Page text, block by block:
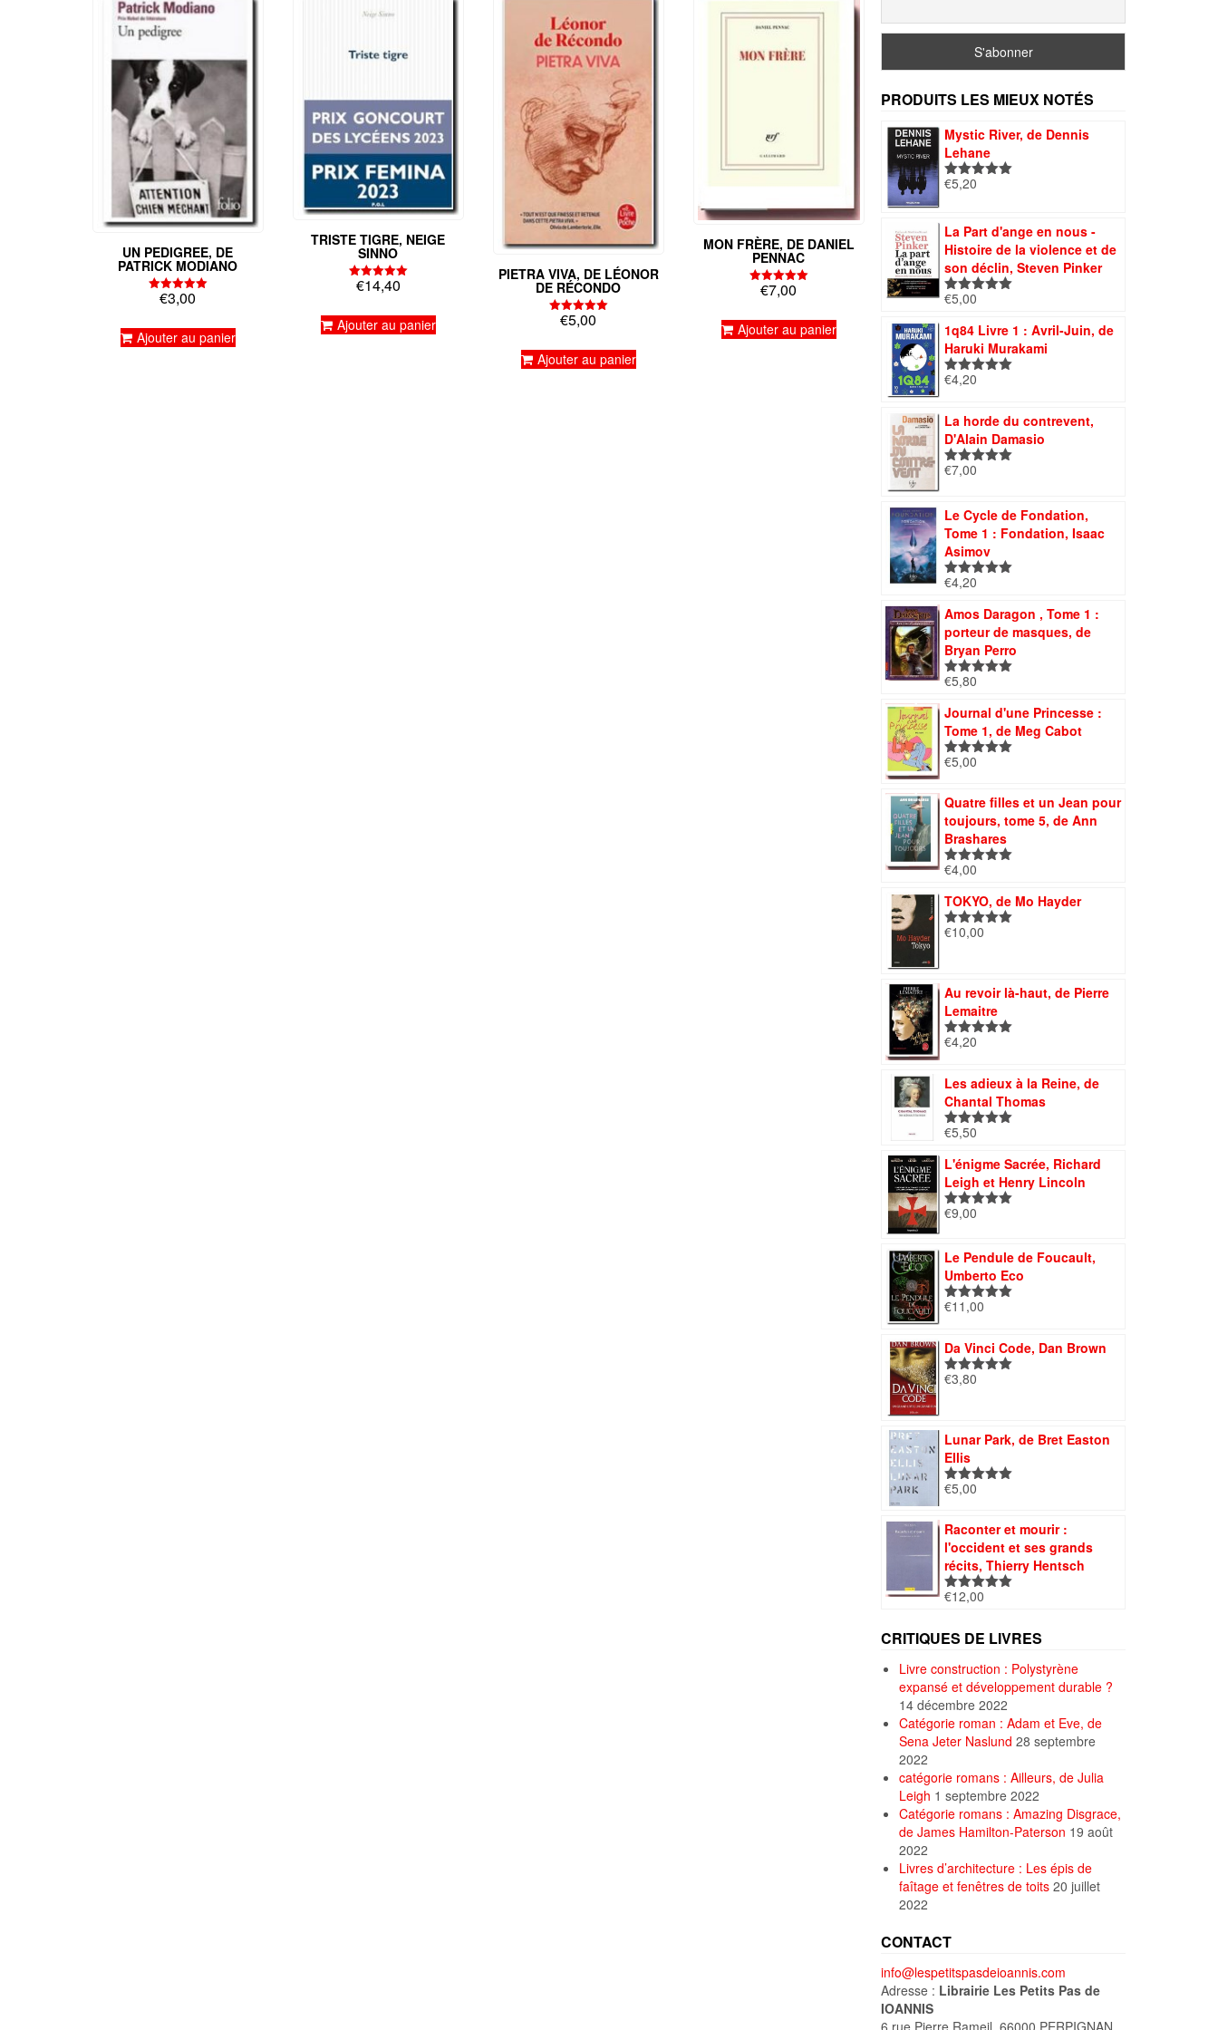
UN PEDIGREE, DE
PATRICK MODIANO
Note
5.00
€3,00
Ajouter au panier
TRISTE TIGRE, NEIGE
SINNO
Note
€14,40
Ajouter au panier
PIETRA VIVA, DE LÉONOR
DE RÉCONDO
Note
5.00
€5,00
Ajouter au panier
MON FRÈRE, DE DANIEL
PENNAC
Note
5.00
€7,00
Ajouter au panier
PRODUITS LES MIEUX NOTÉS
Mystic River, de Dennis
Lehane
Note5.00
€5,20
La Part d'ange en nous -
Histoire de la violence et de
son déclin, Steven Pinker
Note5.00
€5,00
1q84 Livre 1 : Avril-Juin, de
Haruki Murakami
Note5.00
€4,20
La horde du contrevent,
D'Alain Damasio
Note5.00
€7,00
Le Cycle de Fondation,
Tome 1 : Fondation, Isaac
Asimov
Note5.00
€4,20
Amos Daragon , Tome 1 :
porteur de masques, de
Bryan Perro
Note5.00
€5,80
Journal d'une Princesse :
Tome 1, de Meg Cabot
Note5.00
€5,00
Quatre filles et un Jean pour
toujours, tome 5, de Ann
Brashares
Note5.00
€4,00
TOKYO, de Mo Hayder
Note5.00
€10,00
Au revoir là-haut, de Pierre
Lemaitre
Note5.00
€4,20
Les adieux à la Reine, de
Chantal Thomas
Note5.00
€5,50
L'énigme Sacrée, Richard
Leigh et Henry Lincoln
Note5.00
€9,00
Le Pendule de Foucault,
Umberto Eco
Note5.00
€11,00
Da Vinci Code, Dan Brown
Note5.00
€3,80
Lunar Park, de Bret Easton
Ellis
Note5.00
€5,00
Raconter et mourir :
l'occident et ses grands
récits, Thierry Hentsch
Note5.00
€12,00
CRITIQUES DE LIVRES
Livre construction : Polystyrène
expansé et développement durable ?
14 décembre 2022
Catégorie roman : Adam et Eve, de
Sena Jeter Naslund 28 septembre
2022
catégorie romans : Ailleurs, de Julia
Leigh 1 septembre 2022
Catégorie romans : Amazing Disgrace,
de James Hamilton-Paterson 19 août
2022
Livres d’architecture : Les épis de
faîtage et fenêtres de toits 20 juillet
2022
CONTACT
info@lespetitspasdeioannis.com
Adresse : Librairie Les Petits Pas de
IOANNIS